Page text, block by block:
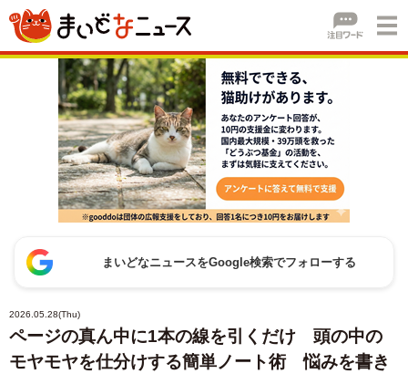
まいどなニュースをGoogle検索でフォローする
2026.05.28(Thu)
ページの真ん中に1本の線を引くだけ 頭の中の
モヤモヤを仕分けする簡単ノート術 悩みを書き